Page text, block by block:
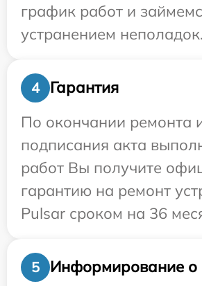
график работ и
устранением неполадок.
4
Гарантия
По окончании ремонта
подписания акта
работ Вы получите
гарантию на ремонт
Pulsar сроком на 36
5
Информирование о